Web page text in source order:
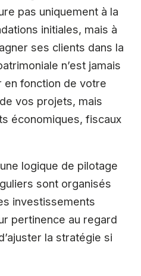
pas uniquement à la
initiales, mais à
ses clients dans la
n’est jamais
en fonction de votre
vos projets, mais
économiques, fiscaux
logique de pilotage
sont organisés
investissements
pertinence au regard
la stratégie si